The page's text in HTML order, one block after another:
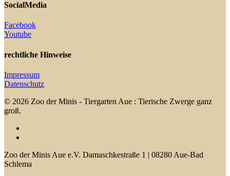
SocialMedia
Facebook
Youtube
rechtliche Hinweise
Impressum
Datenschutz
© 2026 Zoo der Minis - Tiergarten Aue : Tierische Zwerge ganz
groß.
Close
Menu
Zoo der Minis Aue e.V. Damaschkestraße 1 | 08280 Aue-Bad
Schlema